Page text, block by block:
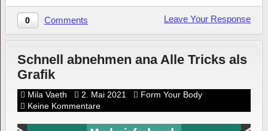
0 Comments Leave Your Response
Schnell abnehmen ana Alle Tricks als
Grafik
Mila Vaeth 2. Mai 2021
Form Your Body
Keine Kommentare